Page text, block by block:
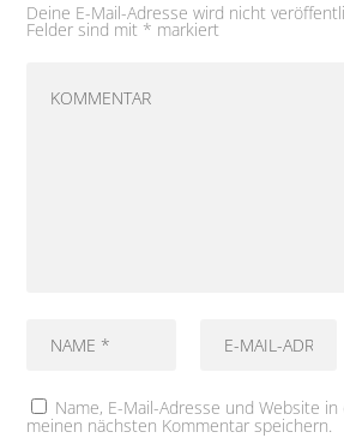
Deine E-Mail-Adresse wird nicht
Felder sind mit * markiert
Name, E-Mail-Adresse und Website
meinen nächsten Kommentar speichern.